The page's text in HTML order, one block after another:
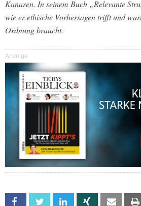
Kanaren. In seinem Buch „Relevante
wie er ethische Vorhersagen trifft und
Ordnung braucht.
Anzeige
Facebook Twitter Linkedin Xing Email